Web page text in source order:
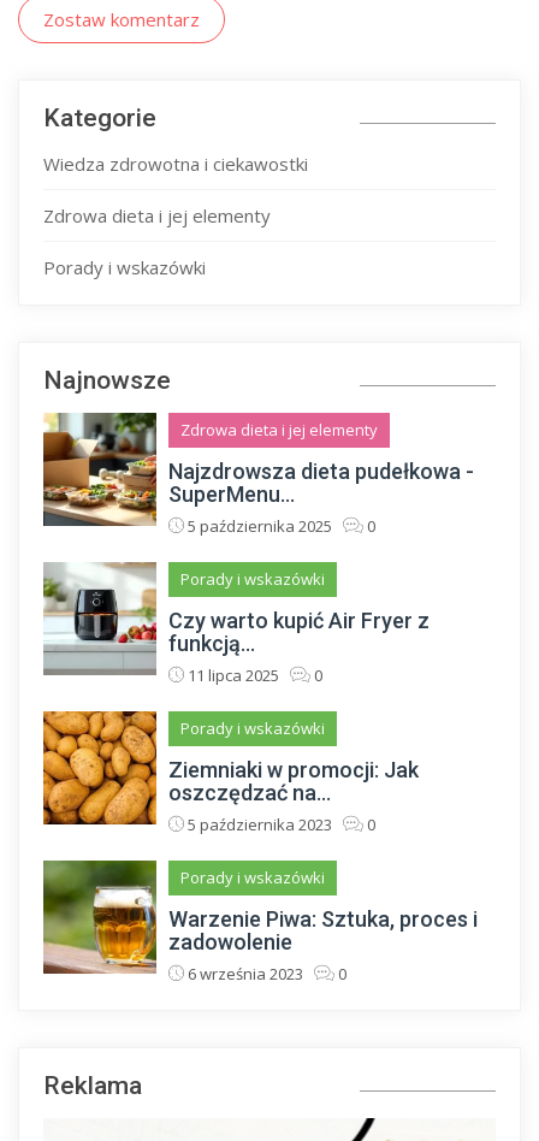
Zostaw komentarz
Kategorie
Wiedza zdrowotna i ciekawostki
Zdrowa dieta i jej elementy
Porady i wskazówki
Najnowsze
Zdrowa dieta i jej elementy
Najzdrowsza dieta pudełkowa -
SuperMenu...
5 października 2025 0
Porady i wskazówki
Czy warto kupić Air Fryer z
funkcją...
11 lipca 2025 0
Porady i wskazówki
Ziemniaki w promocji: Jak
oszczędzać na...
5 października 2023 0
Porady i wskazówki
Warzenie Piwa: Sztuka, proces i
zadowolenie
6 września 2023 0
Reklama